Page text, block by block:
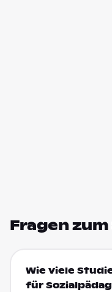
Fragen
Wie viele
für